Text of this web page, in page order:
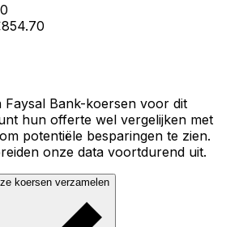
Faysal Bank-koersen voor dit
hun offerte wel vergelijken met
potentiële besparingen te zien.
onze data voortdurend uit.
koersen verzamelen